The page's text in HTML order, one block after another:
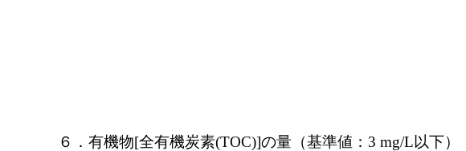
６．有機物[全有機炭素(TOC)]の量（基準値：3 mg/L以下）